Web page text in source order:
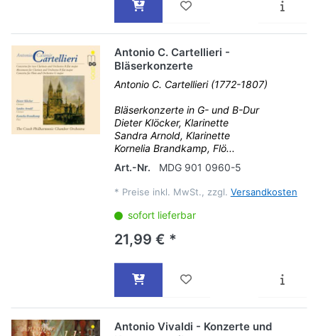
Antonio C. Cartellieri -
Bläserkonzerte
Antonio C. Cartellieri (1772-1807)
Bläserkonzerte in G- und B-Dur
Dieter Klöcker, Klarinette
Sandra Arnold, Klarinette
Kornelia Brandkamp, Flö...
Art.-Nr.
MDG 901 0960-5
* Preise inkl. MwSt., zzgl. Versandkosten
sofort lieferbar
21,99 € *
Antonio Vivaldi - Konzerte und